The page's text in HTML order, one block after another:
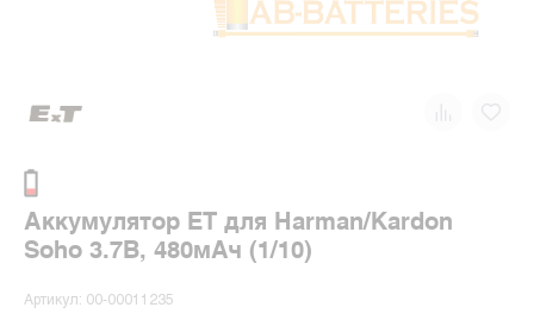
Аккумулятор ET для Harman/Kardon
Soho 3.7В, 480мАч (1/10)
Артикул: 00-00011235